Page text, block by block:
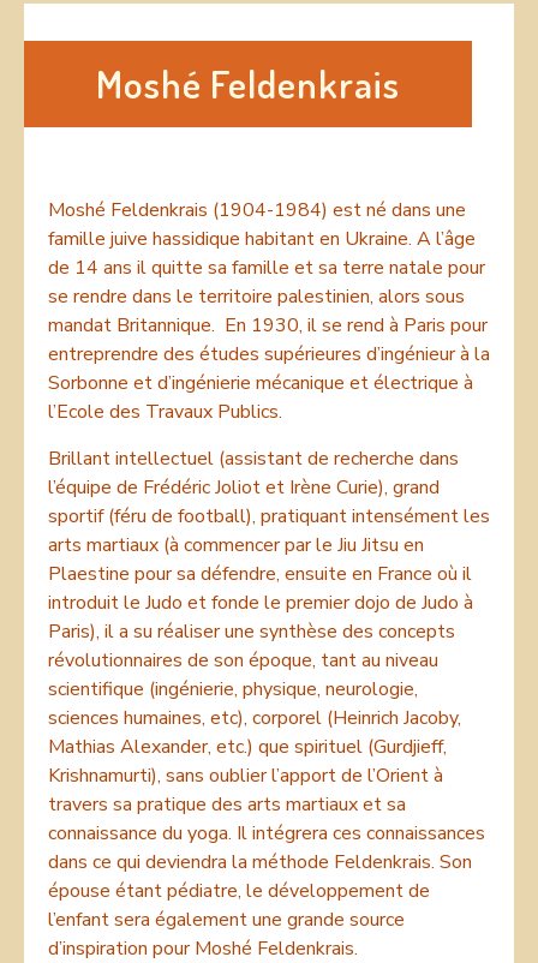
Moshé Feldenkrais
Moshé Feldenkrais (1904-1984) est né dans une
famille juive hassidique habitant en Ukraine. A l’âge
de 14 ans il quitte sa famille et sa terre natale pour
se rendre dans le territoire palestinien, alors sous
mandat Britannique. En 1930, il se rend à Paris pour
entreprendre des études supérieures d’ingénieur à la
Sorbonne et d’ingénierie mécanique et électrique à
l’Ecole des Travaux Publics.
Brillant intellectuel (assistant de recherche dans
l’équipe de Frédéric Joliot et Irène Curie), grand
sportif (féru de football), pratiquant intensément les
arts martiaux (à commencer par le Jiu Jitsu en
Plaestine pour sa défendre, ensuite en France où il
introduit le Judo et fonde le premier dojo de Judo à
Paris), il a su réaliser une synthèse des concepts
révolutionnaires de son époque, tant au niveau
scientifique (ingénierie, physique, neurologie,
sciences humaines, etc), corporel (Heinrich Jacoby,
Mathias Alexander, etc.) que spirituel (Gurdjieff,
Krishnamurti), sans oublier l’apport de l’Orient à
travers sa pratique des arts martiaux et sa
connaissance du yoga. Il intégrera ces connaissances
dans ce qui deviendra la méthode Feldenkrais. Son
épouse étant pédiatre, le développement de
l’enfant sera également une grande source
d’inspiration pour Moshé Feldenkrais.